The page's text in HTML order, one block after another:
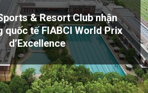
& Resort Club nhận
quốc tế FIABCI World Prix
d’Excellence